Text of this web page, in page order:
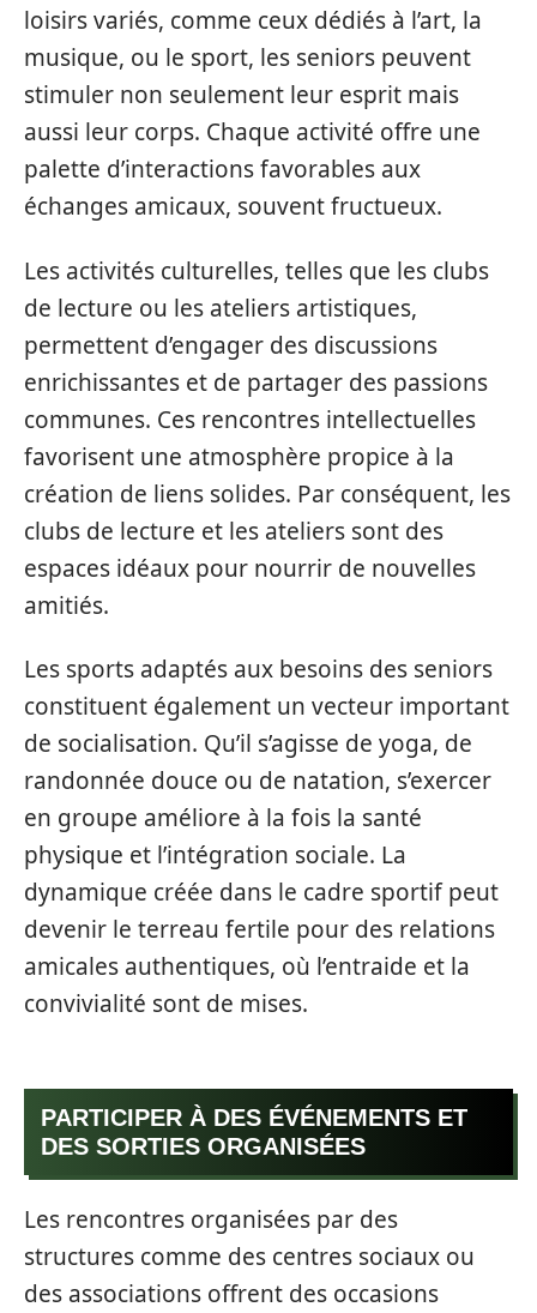
loisirs variés, comme ceux dédiés à l’art, la
musique, ou le sport, les seniors peuvent
stimuler non seulement leur esprit mais
aussi leur corps. Chaque activité offre une
palette d’interactions favorables aux
échanges amicaux, souvent fructueux.
Les activités culturelles, telles que les clubs
de lecture ou les ateliers artistiques,
permettent d’engager des discussions
enrichissantes et de partager des passions
communes. Ces rencontres intellectuelles
favorisent une atmosphère propice à la
création de liens solides. Par conséquent, les
clubs de lecture et les ateliers sont des
espaces idéaux pour nourrir de nouvelles
amitiés.
Les sports adaptés aux besoins des seniors
constituent également un vecteur important
de socialisation. Qu’il s’agisse de yoga, de
randonnée douce ou de natation, s’exercer
en groupe améliore à la fois la santé
physique et l’intégration sociale. La
dynamique créée dans le cadre sportif peut
devenir le terreau fertile pour des relations
amicales authentiques, où l’entraide et la
convivialité sont de mises.
PARTICIPER À DES ÉVÉNEMENTS ET
DES SORTIES ORGANISÉES
Les rencontres organisées par des
structures comme des centres sociaux ou
des associations offrent des occasions